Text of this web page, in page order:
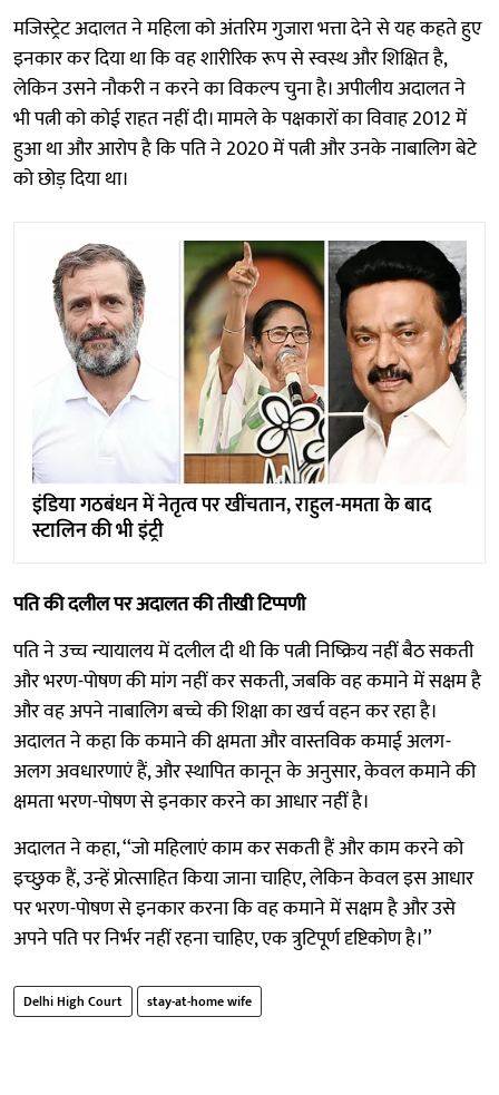
मजिस्ट्रेट अदालत ने महिला को अंतरिम गुजारा भत्ता देने से यह कहते हुए
इनकार कर दिया था कि वह शारीरिक रूप से स्वस्थ और शिक्षित है,
लेकिन उसने नौकरी न करने का विकल्प चुना है। अपीलीय अदालत ने
भी पत्नी को कोई राहत नहीं दी। मामले के पक्षकारों का विवाह 2012 में
हुआ था और आरोप है कि पति ने 2020 में पत्नी और उनके नाबालिग बेटे
को छोड़ दिया था।
इंडिया गठबंधन में नेतृत्व पर खींचतान, राहुल-ममता के बाद
स्टालिन की भी इंट्री
पति की दलील पर अदालत की तीखी टिप्पणी
पति ने उच्च न्यायालय में दलील दी थी कि पत्नी निष्क्रिय नहीं बैठ सकती
और भरण-पोषण की मांग नहीं कर सकती, जबकि वह कमाने में सक्षम है
और वह अपने नाबालिग बच्चे की शिक्षा का खर्च वहन कर रहा है।
अदालत ने कहा कि कमाने की क्षमता और वास्तविक कमाई अलग-
अलग अवधारणाएं हैं, और स्थापित कानून के अनुसार, केवल कमाने की
क्षमता भरण-पोषण से इनकार करने का आधार नहीं है।
अदालत ने कहा, ‘‘जो महिलाएं काम कर सकती हैं और काम करने को
इच्छुक हैं, उन्हें प्रोत्साहित किया जाना चाहिए, लेकिन केवल इस आधार
पर भरण-पोषण से इनकार करना कि वह कमाने में सक्षम है और उसे
अपने पति पर निर्भर नहीं रहना चाहिए, एक त्रुटिपूर्ण दृष्टिकोण है।’’
Delhi High Court stay-at-home wife